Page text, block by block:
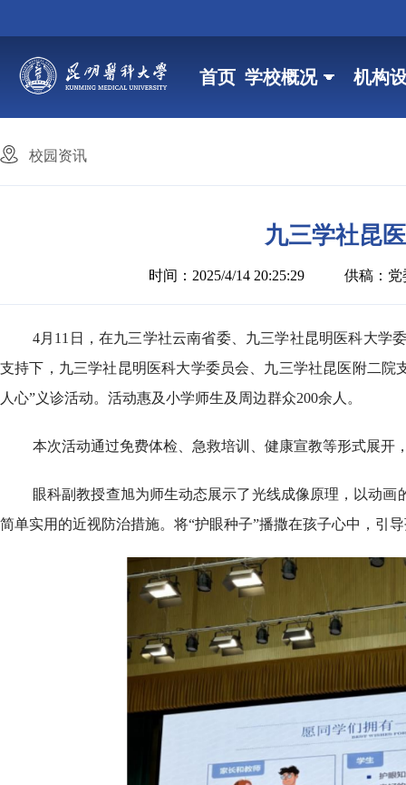
首页 学校概况 机构
校园资讯
九三学社昆
时间：2025/4/14 20:25:29 供稿：党
4月11日，在九三学社云南省委、九三学社昆明医科大学
支持下，九三学社昆明医科大学委员会、九三学社昆医附二院
人心”义诊活动。活动惠及小学师生及周边群众200余人。
本次活动通过免费体检、急救培训、健康宣教等形式展开
眼科副教授查旭为师生动态展示了光线成像原理，以动
简单实用的近视防治措施。将“护眼种子”播撒在孩子心中，引